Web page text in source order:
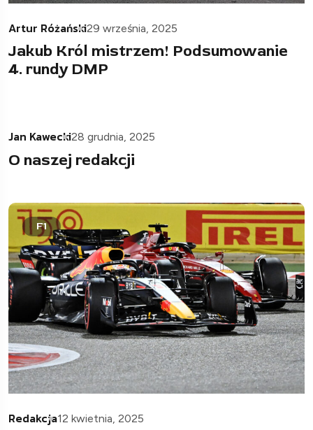
Artur Różański29 września, 2025
Jakub Król mistrzem! Podsumowanie
4. rundy DMP
Jan Kawecki28 grudnia, 2025
O naszej redakcji
F1
Redakcja12 kwietnia, 2025